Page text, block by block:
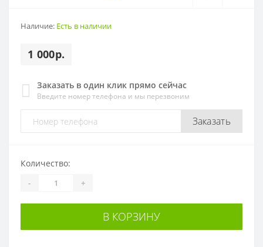
Наличие: Есть в наличии
1 000р.
Заказать в один клик прямо сейчас
Введите номер телефона и мы перезвоним
Заказать
Количество:
- +
В КОРЗИНУ